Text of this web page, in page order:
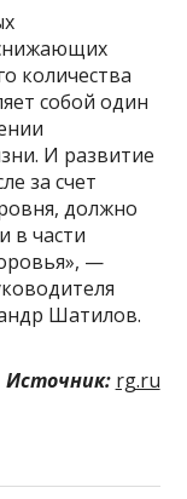
количества
собой один
И развитие
за счет
должно
в части
—
Шатилов.
Источник: rg.ru